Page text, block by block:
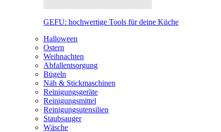
GEFU: hochwertige Tools für deine Küche
Halloween
Ostern
Weihnachten
Abfallentsorgung
Bügeln
Näh & Stickmaschinen
Reinigungsgeräte
Reinigungsmittel
Reinigungsutensilien
Staubsauger
Wäsche